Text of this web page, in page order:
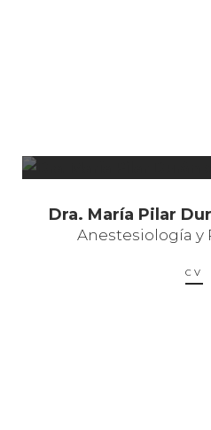
Dra. María Pilar
Anestesiología y
CV